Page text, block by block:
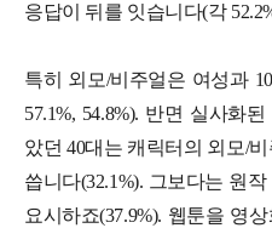
응답이 뒤를 잇습니다(각
특히 외모/비주얼은 여성과
57.1%, 54.8%). 반면 실사화
았던 40대는 캐릭터의 외모/
씁니다(32.1%). 그보다는 원
요시하죠(37.9%). 웹툰을 영